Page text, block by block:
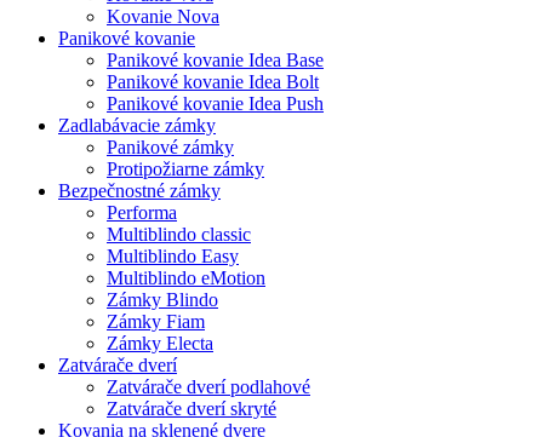
Kovanie Nova
Panikové kovanie
Panikové kovanie Idea Base
Panikové kovanie Idea Bolt
Panikové kovanie Idea Push
Zadlabávacie zámky
Panikové zámky
Protipožiarne zámky
Bezpečnostné zámky
Performa
Multiblindo classic
Multiblindo Easy
Multiblindo eMotion
Zámky Blindo
Zámky Fiam
Zámky Electa
Zatvárače dverí
Zatvárače dverí podlahové
Zatvárače dverí skryté
Kovania na sklenené dvere